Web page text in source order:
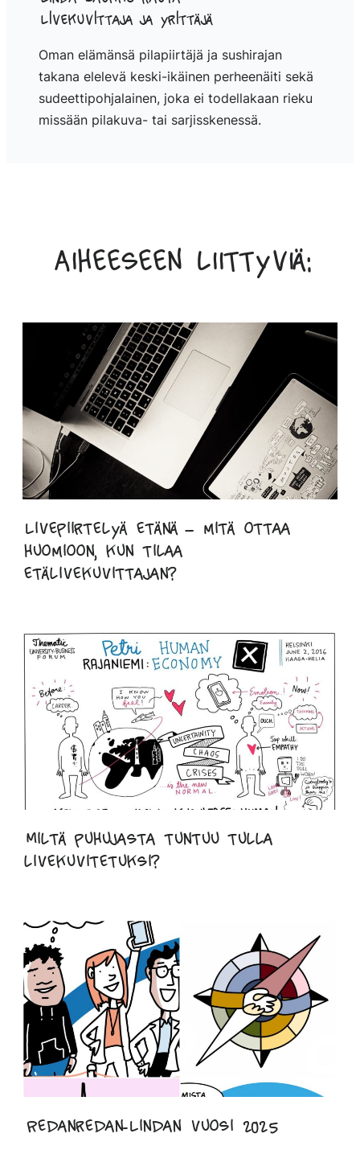
Livekuvittaja ja yrittäjä
Oman elämänsä pilapiirtäjä ja sushirajan
takana elelevä keski-ikäinen perheenäiti sekä
sudeettipohjalainen, joka ei todellakaan rieku
missään pilakuva- tai sarjisskenessä.
Aiheeseen liittyviä:
Livepiirtelyä etänä – mitä ottaa
huomioon, kun tilaa
etälivekuvittajan?
Miltä puhujasta tuntuu tulla
livekuvitetuksi?
Redanredan-Lindan vuosi 2025